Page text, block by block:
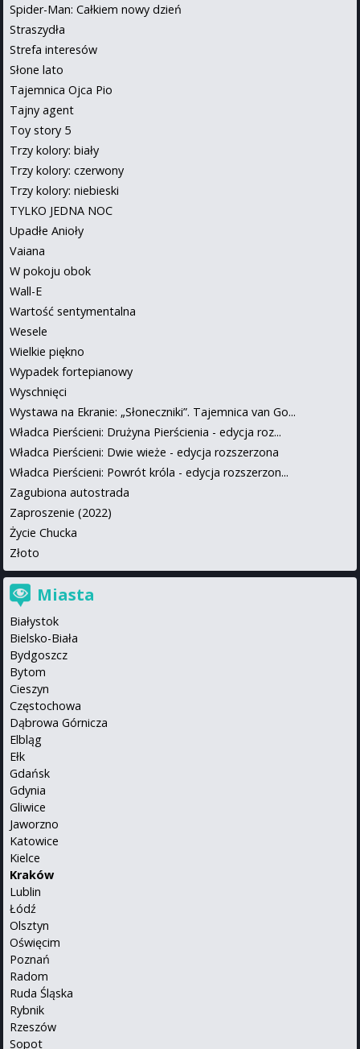
Spider-Man: Całkiem nowy dzień
Straszydła
Strefa interesów
Słone lato
Tajemnica Ojca Pio
Tajny agent
Toy story 5
Trzy kolory: biały
Trzy kolory: czerwony
Trzy kolory: niebieski
TYLKO JEDNA NOC
Upadłe Anioły
Vaiana
W pokoju obok
Wall-E
Wartość sentymentalna
Wesele
Wielkie piękno
Wypadek fortepianowy
Wyschnięci
Wystawa na Ekranie: „Słoneczniki”. Tajemnica van Go...
Władca Pierścieni: Drużyna Pierścienia - edycja roz...
Władca Pierścieni: Dwie wieże - edycja rozszerzona
Władca Pierścieni: Powrót króla - edycja rozszerzon...
Zagubiona autostrada
Zaproszenie (2022)
Życie Chucka
Złoto
Miasta
Białystok
Bielsko-Biała
Bydgoszcz
Bytom
Cieszyn
Częstochowa
Dąbrowa Górnicza
Elbląg
Ełk
Gdańsk
Gdynia
Gliwice
Jaworzno
Katowice
Kielce
Kraków
Lublin
Łódź
Olsztyn
Oświęcim
Poznań
Radom
Ruda Śląska
Rybnik
Rzeszów
Sopot